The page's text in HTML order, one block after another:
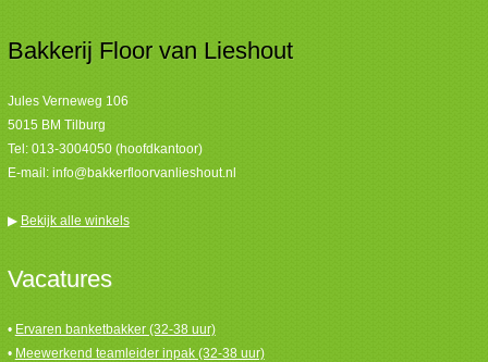
Bakkerij Floor van Lieshout
Jules Verneweg 106
5015 BM Tilburg
Tel: 013-3004050 (hoofdkantoor)
E-mail: info@bakkerfloorvanlieshout.nl
▶ Bekijk alle winkels
Vacatures
• Ervaren banketbakker (32-38 uur)
• Meewerkend teamleider inpak (32-38 uur)